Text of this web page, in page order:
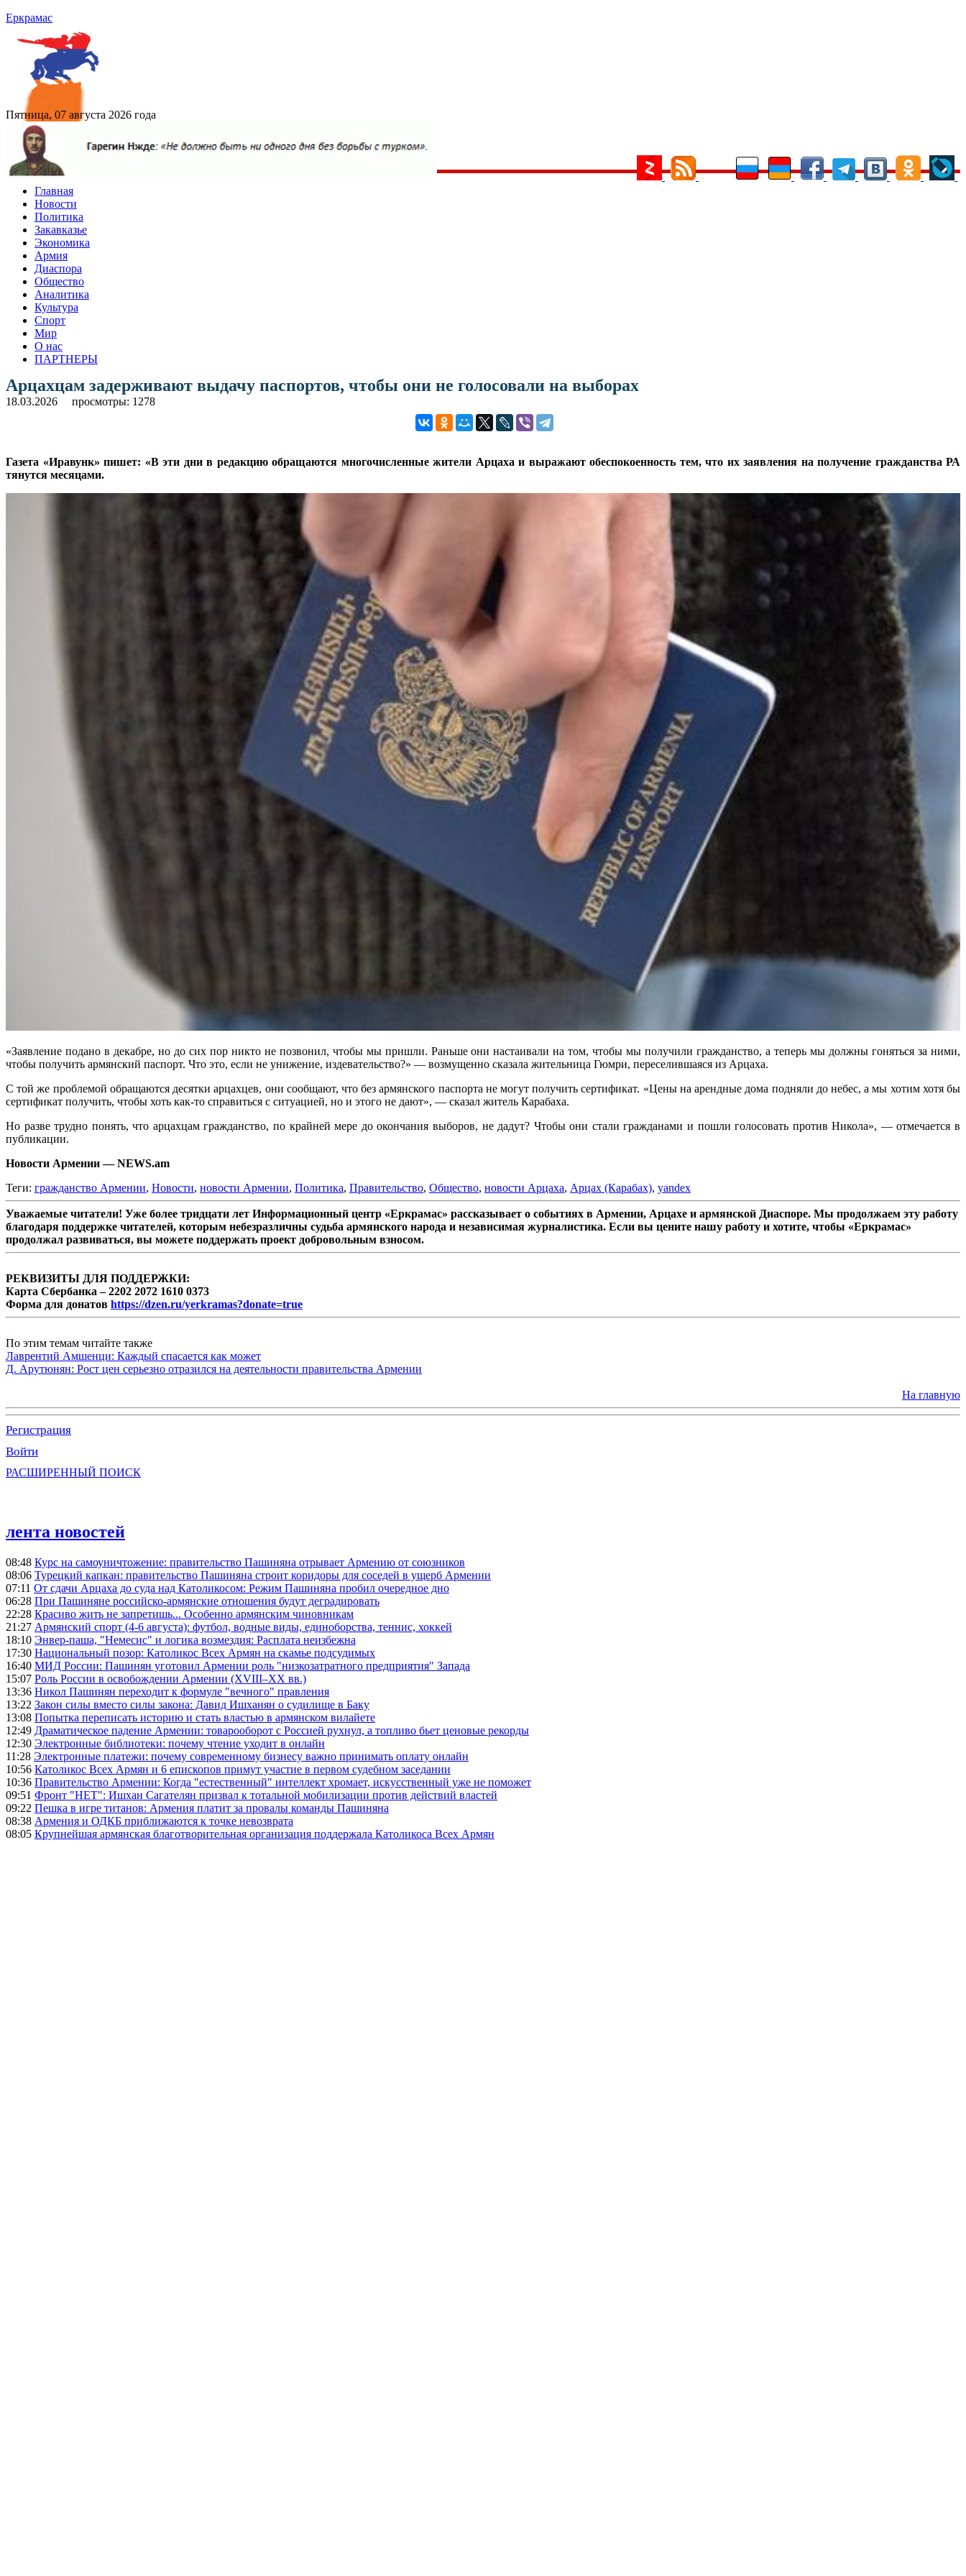
Еркрамас
Пятница, 07 августа 2026 года
Главная
Новости
Политика
Закавказье
Экономика
Армия
Диаспора
Общество
Аналитика
Культура
Спорт
Мир
О нас
ПАРТНЕРЫ
Арцахцам задерживают выдачу паспортов, чтобы они не голосовали на выборах
18.03.2026 просмотры: 1278
Газета «Иравунк» пишет: «В эти дни в редакцию обращаются многочисленные жители Арцаха и выражают обеспокоенность тем, что их заявления на получение гражданства РА
тянутся месяцами.
«Заявление подано в декабре, но до сих пор никто не позвонил, чтобы мы пришли. Раньше они настаивали на том, чтобы мы получили гражданство, а теперь мы должны гоняться за ними,
чтобы получить армянский паспорт. Что это, если не унижение, издевательство?» — возмущенно сказала жительница Гюмри, переселившаяся из Арцаха.
С той же проблемой обращаются десятки арцахцев, они сообщают, что без армянского паспорта не могут получить сертификат. «Цены на арендные дома подняли до небес, а мы хотим хотя бы
сертификат получить, чтобы хоть как-то справиться с ситуацией, но и этого не дают», — сказал житель Карабаха.
Но разве трудно понять, что арцахцам гражданство, по крайней мере до окончания выборов, не дадут? Чтобы они стали гражданами и пошли голосовать против Никола», — отмечается в
публикации.
Новости Армении — NEWS.am
Теги: гражданство Армении, Новости, новости Армении, Политика, Правительство, Общество, новости Арцаха, Арцах (Карабах), yandex
Уважаемые читатели! Уже более тридцати лет Информационный центр «Еркрамас» рассказывает о событиях в Армении, Арцахе и армянской Диаспоре. Мы продолжаем эту работу
благодаря поддержке читателей, которым небезразличны судьба армянского народа и независимая журналистика. Если вы цените нашу работу и хотите, чтобы «Еркрамас»
продолжал развиваться, вы можете поддержать проект добровольным взносом.
РЕКВИЗИТЫ ДЛЯ ПОДДЕРЖКИ:
Карта Сбербанка – 2202 2072 1610 0373
Форма для донатов https://dzen.ru/yerkramas?donate=true
По этим темам читайте также
Лаврентий Амшенци: Каждый спасается как может
Д. Арутюнян: Рост цен серьезно отразился на деятельности правительства Армении
На главную
Регистрация
Войти
РАСШИРЕННЫЙ ПОИСК
лента новостей
08:48 Курс на самоуничтожение: правительство Пашиняна отрывает Армению от союзников
08:06 Турецкий капкан: правительство Пашиняна строит коридоры для соседей в ущерб Армении
07:11 От сдачи Арцаха до суда над Католикосом: Режим Пашиняна пробил очередное дно
06:28 При Пашиняне российско-армянские отношения будут деградировать
22:28 Красиво жить не запретишь... Особенно армянским чиновникам
21:27 Армянский спорт (4-6 августа): футбол, водные виды, единоборства, теннис, хоккей
18:10 Энвер-паша, "Немесис" и логика возмездия: Расплата неизбежна
17:30 Национальный позор: Католикос Всех Армян на скамье подсудимых
16:40 МИД России: Пашинян уготовил Армении роль "низкозатратного предприятия" Запада
15:07 Роль России в освобождении Армении (XVIII–XX вв.)
13:36 Никол Пашинян переходит к формуле "вечного" правления
13:22 Закон силы вместо силы закона: Давид Ишханян о судилище в Баку
13:08 Попытка переписать историю и стать властью в армянском вилайете
12:49 Драматическое падение Армении: товарооборот с Россией рухнул, а топливо бьет ценовые рекорды
12:30 Электронные библиотеки: почему чтение уходит в онлайн
11:28 Электронные платежи: почему современному бизнесу важно принимать оплату онлайн
10:56 Католикос Всех Армян и 6 епископов примут участие в первом судебном заседании
10:36 Правительство Армении: Когда "естественный" интеллект хромает, искусственный уже не поможет
09:51 Фронт "НЕТ": Ишхан Сагателян призвал к тотальной мобилизации против действий властей
09:22 Пешка в игре титанов: Армения платит за провалы команды Пашиняна
08:38 Армения и ОДКБ приближаются к точке невозврата
08:05 Крупнейшая армянская благотворительная организация поддержала Католикоса Всех Армян